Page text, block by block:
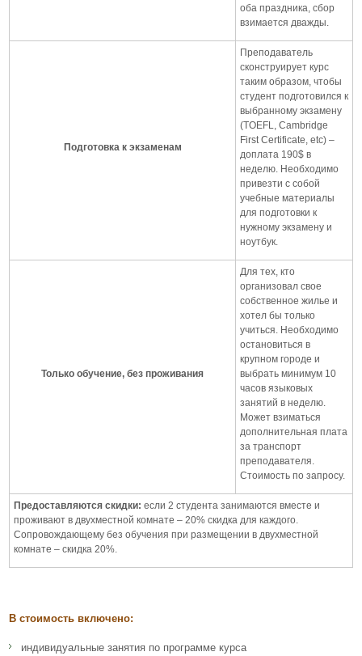
оба праздника, сбор
взимается дважды.
Подготовка к экзаменам
Преподаватель
сконструирует курс
таким образом, чтобы
студент подготовился к
выбранному экзамену
(TOEFL, Cambridge
First Certificate, etc) –
доплата 190$ в
неделю. Необходимо
привезти с собой
учебные материалы
для подготовки к
нужному экзамену и
ноутбук.
Только обучение, без проживания
Для тех, кто
организовал свое
собственное жилье и
хотел бы только
учиться. Необходимо
остановиться в
крупном городе и
выбрать минимум 10
часов языковых
занятий в неделю.
Может взиматься
дополнительная плата
за транспорт
преподавателя.
Стоимость по запросу.
Предоставляются скидки: если 2 студента занимаются вместе и
проживают в двухместной комнате – 20% скидка для каждого.
Сопровождающему без обучения при размещении в двухместной
комнате – скидка 20%.
В стоимость включено:
индивидуальные занятия по программе курса